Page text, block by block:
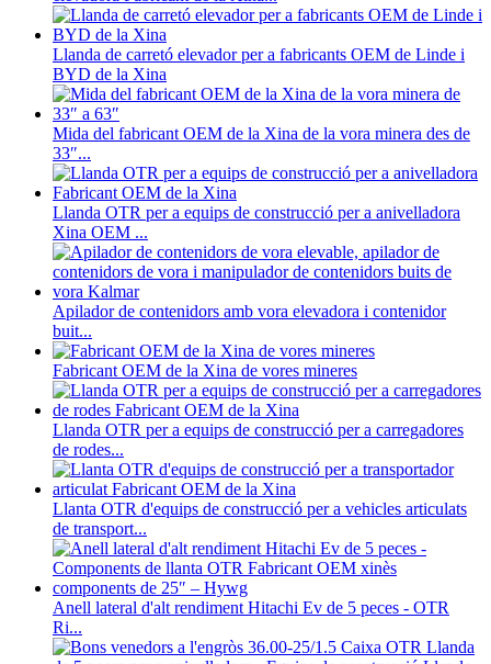
Llanda de carretó elevador per a fabricants OEM de Linde i
BYD de la Xina
Mida del fabricant OEM de la Xina de la vora minera des de
33″...
Llanda OTR per a equips de construcció per a anivelladora
Xina OEM ...
Apilador de contenidors amb vora elevadora i contenidor
buit...
Fabricant OEM de la Xina de vores mineres
Llanda OTR per a equips de construcció per a carregadores
de rodes...
Llanta OTR d'equips de construcció per a vehicles articulats
de transport...
Anell lateral d'alt rendiment Hitachi Ev de 5 peces - OTR
Ri...